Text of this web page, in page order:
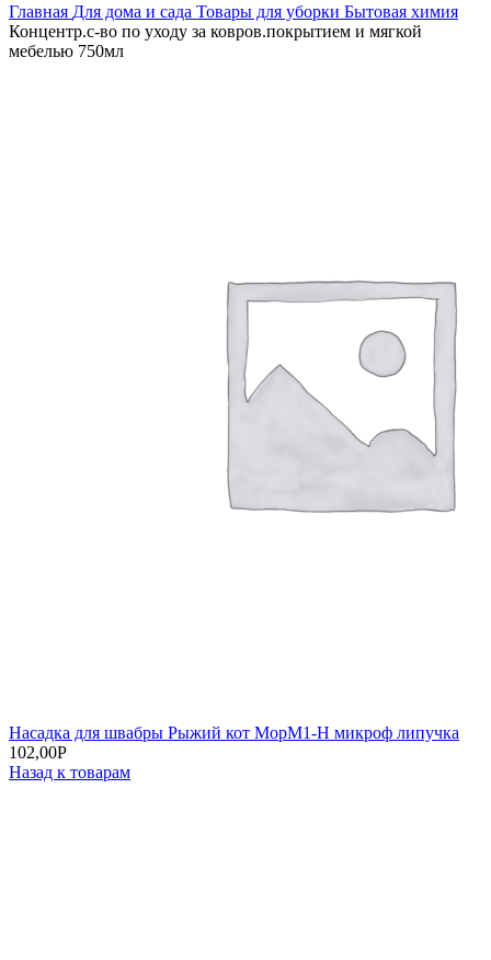
Главная Для дома и сада Товары для уборки Бытовая химия
Концентр.с-во по уходу за ковров.покрытием и мягкой
мебелью 750мл
Насадка для швабры Рыжий кот МорМ1-Н микроф липучка
102,00Р
Назад к товарам